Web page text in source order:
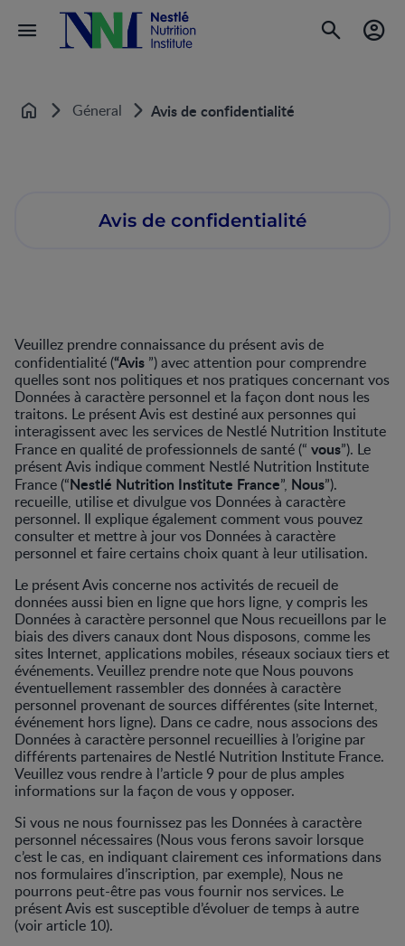
Accueil Géneral Avis de confidentialité
Avis de confidentialité
Veuillez prendre connaissance du présent avis de
confidentialité (“Avis ”) avec attention pour comprendre
quelles sont nos politiques et nos pratiques concernant vos
Données à caractère personnel et la façon dont nous les
traitons. Le présent Avis est destiné aux personnes qui
interagissent avec les services de Nestlé Nutrition Institute
France en qualité de professionnels de santé (“ vous”). Le
présent Avis indique comment Nestlé Nutrition Institute
France (“Nestlé Nutrition Institute France”, Nous”).
recueille, utilise et divulgue vos Données à caractère
personnel. Il explique également comment vous pouvez
consulter et mettre à jour vos Données à caractère
personnel et faire certains choix quant à leur utilisation.
Le présent Avis concerne nos activités de recueil de
données aussi bien en ligne que hors ligne, y compris les
Données à caractère personnel que Nous recueillons par le
biais des divers canaux dont Nous disposons, comme les
sites Internet, applications mobiles, réseaux sociaux tiers et
événements. Veuillez prendre note que Nous pouvons
éventuellement rassembler des données à caractère
personnel provenant de sources différentes (site Internet,
événement hors ligne). Dans ce cadre, nous associons des
Données à caractère personnel recueillies à l’origine par
différents partenaires de Nestlé Nutrition Institute France.
Veuillez vous rendre à l’article 9 pour de plus amples
informations sur la façon de vous y opposer.
Si vous ne nous fournissez pas les Données à caractère
personnel nécessaires (Nous vous ferons savoir lorsque
c’est le cas, en indiquant clairement ces informations dans
nos formulaires d’inscription, par exemple), Nous ne
pourrons peut-être pas vous fournir nos services. Le
présent Avis est susceptible d’évoluer de temps à autre
(voir article 10).